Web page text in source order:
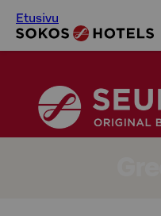
Etusivu